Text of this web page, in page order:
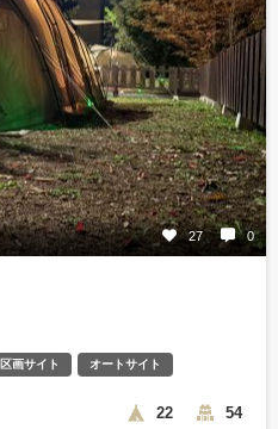
27 0
区画サイト オートサイト
22 54